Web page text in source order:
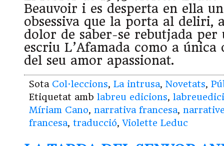
Beauvoir i es desperta en ella
obsessiva que la porta al deliri,
dolor de saber-se rebutjada per
escriu L’Afamada como a única
del seu amor apassionat.
Sota Col·leccions, La intrusa, Novetats,
Etiquetat amb labreu edicions,
Míriam Cano, narrativa francesa,
francesa, traducció,Violette Leduc